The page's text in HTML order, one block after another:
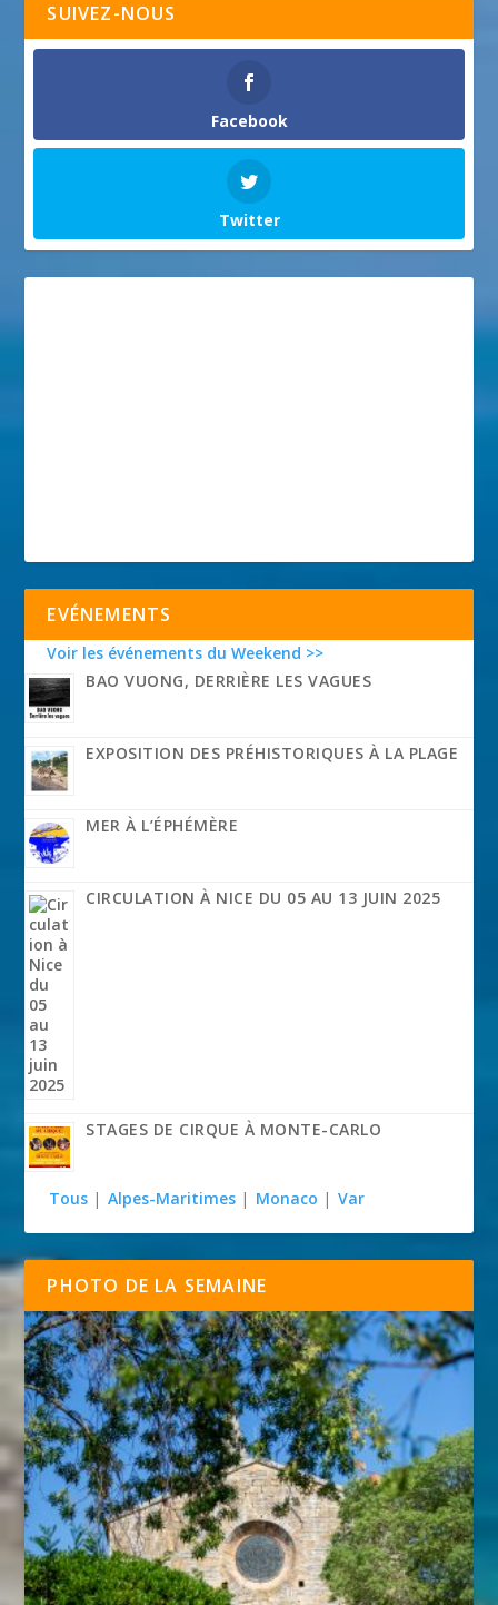
SUIVEZ-NOUS
Facebook
Twitter
EVÉNEMENTS
Voir les événements du Weekend >>
BAO VUONG, DERRIÈRE LES VAGUES
EXPOSITION DES PRÉHISTORIQUES À LA PLAGE
MER À L’ÉPHÉMÈRE
CIRCULATION À NICE DU 05 AU 13 JUIN 2025
STAGES DE CIRQUE À MONTE-CARLO
Tous | Alpes-Maritimes | Monaco | Var
PHOTO DE LA SEMAINE